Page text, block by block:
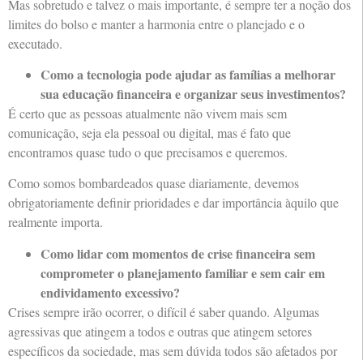
Mas sobretudo e talvez o mais importante, é sempre ter a noção dos
limites do bolso e manter a harmonia entre o planejado e o
executado.
Como a tecnologia pode ajudar as famílias a melhorar
sua educação financeira e organizar seus investimentos?
É certo que as pessoas atualmente não vivem mais sem
comunicação, seja ela pessoal ou digital, mas é fato que
encontramos quase tudo o que precisamos e queremos.
Como somos bombardeados quase diariamente, devemos
obrigatoriamente definir prioridades e dar importância àquilo que
realmente importa.
Como lidar com momentos de crise financeira sem
comprometer o planejamento familiar e sem cair em
endividamento excessivo?
Crises sempre irão ocorrer, o difícil é saber quando. Algumas
agressivas que atingem a todos e outras que atingem setores
específicos da sociedade, mas sem dúvida todos são afetados por